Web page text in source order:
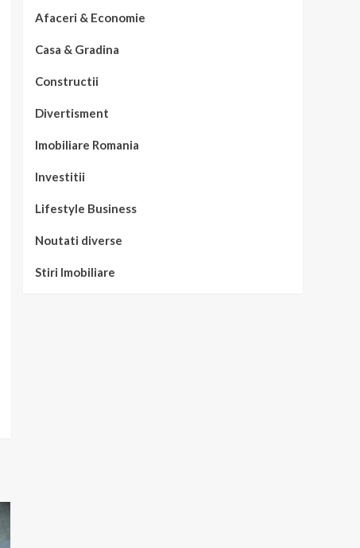
Afaceri & Economie
Casa & Gradina
Constructii
Divertisment
Imobiliare Romania
Investitii
Lifestyle Business
Noutati diverse
Stiri Imobiliare